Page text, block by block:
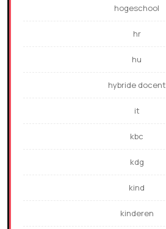
hogeschool
hr
hu
hybride docent
it
kbc
kdg
kind
kinderen